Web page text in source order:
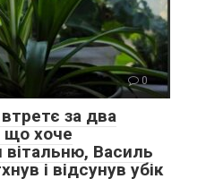
0
за два
що хоче
Василь
і відсунув убік